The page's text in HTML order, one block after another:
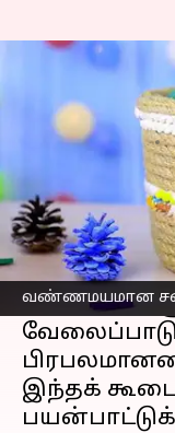
வண்ணமயமான
எழுதியவர் Vasuki
செய்தி
ஆப்பிரிக்க
அவற்றின்
இந்தக்